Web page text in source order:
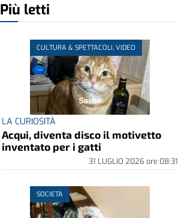
Più letti
CULTURA & SPETTACOLI, VIDEO
LA CURIOSITÀ
Acqui, diventa disco il motivetto
inventato per i gatti
31 LUGLIO 2026ore 08:31
SOCIETÀ